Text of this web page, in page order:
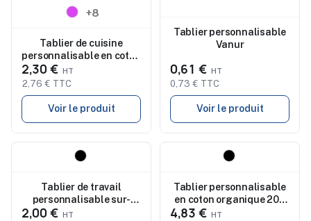
+8
Tablier de cuisine
personnalisable en coton
KITAB
2,30 €
2,76 € TTC
Voir le produit
Tablier personnalisable
Vanur
0,61 €
0,73 € TTC
Voir le produit
Tablier de travail
personnalisable sur-
mesure Milty
2,00 €
Tablier personnalisable
en coton organique 200
g/m² Raipur Colour
4,83 €